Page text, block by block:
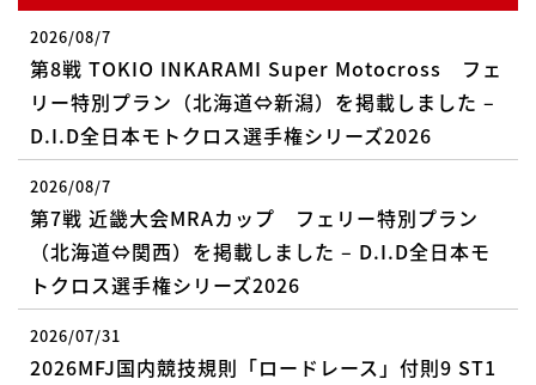
2026/08/7
第8戦 TOKIO INKARAMI Super Motocross フェ
リー特別プラン（北海道⇔新潟）を掲載しました –
D.I.D全日本モトクロス選手権シリーズ2026
2026/08/7
第7戦 近畿大会MRAカップ フェリー特別プラン
（北海道⇔関西）を掲載しました – D.I.D全日本モ
トクロス選手権シリーズ2026
2026/07/31
2026MFJ国内競技規則「ロードレース」付則9 ST1